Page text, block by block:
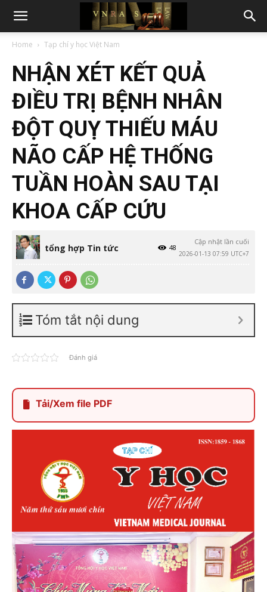
Home Tạp chí y học Việt Nam
NHẬN XÉT KẾT QUẢ
ĐIỀU TRỊ BỆNH NHÂN
ĐỘT QUỴ THIẾU MÁU
NÃO CẤP HỆ THỐNG
TUẦN HOÀN SAU TẠI
KHOA CẤP CỨU
tổng hợp Tin tức
Cập nhật lần cuối
2026-01-13 07:59 UTC+7
48
Tóm tắt nội dung
Đánh giá
Tải/Xem file PDF